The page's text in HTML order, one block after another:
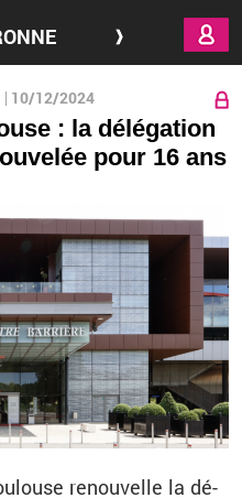
10/12/2024
: la délégation
pour 16 ans
re­nou­velle la dé­